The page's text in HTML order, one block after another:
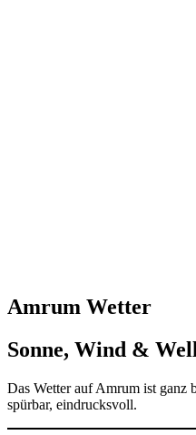
Amrum Wetter
Sonne, Wind &
Das Wetter auf Amrum ist ganz
spürbar, eindrucksvoll.